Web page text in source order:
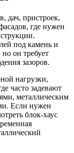
дач, пристроек,
где нужен
под камень и
он требует
зазоров.
нагрузки,
часто задевают
металлическим
Если нужен
блок-хаус